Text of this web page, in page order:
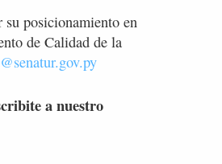
su posicionamiento en
de Calidad de la
a nuestro